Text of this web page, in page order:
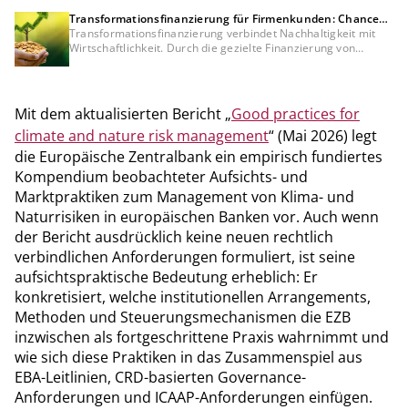
Transformationsfinanzierung für Firmenkunden: Chancen
für Kreditinstitute und Unternehmen
Transformationsfinanzierung verbindet Nachhaltigkeit mit
Wirtschaftlichkeit. Durch die gezielte Finanzierung von
finanzierte Emissionen in ihrem Kreditportfolio.
Mit dem aktualisierten Bericht „Good practices for
climate and nature risk management“ (Mai 2026) legt
die Europäische Zentralbank ein empirisch fundiertes
Kompendium beobachteter Aufsichts- und
Marktpraktiken zum Management von Klima- und
Naturrisiken in europäischen Banken vor. Auch wenn
der Bericht ausdrücklich keine neuen rechtlich
verbindlichen Anforderungen formuliert, ist seine
aufsichtspraktische Bedeutung erheblich: Er
konkretisiert, welche institutionellen Arrangements,
Methoden und Steuerungsmechanismen die EZB
inzwischen als fortgeschrittene Praxis wahrnimmt und
wie sich diese Praktiken in das Zusammenspiel aus
EBA-Leitlinien, CRD-basierten Governance-
Anforderungen und ICAAP-Anforderungen einfügen.